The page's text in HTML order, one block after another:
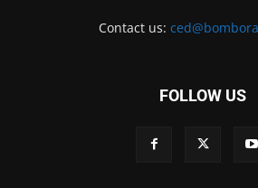
Contact us:
FOLLOW US